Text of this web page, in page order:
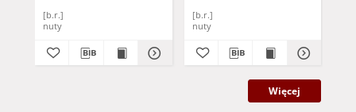
[b.r.]
nuty
[b.r.]
nuty
Więcej